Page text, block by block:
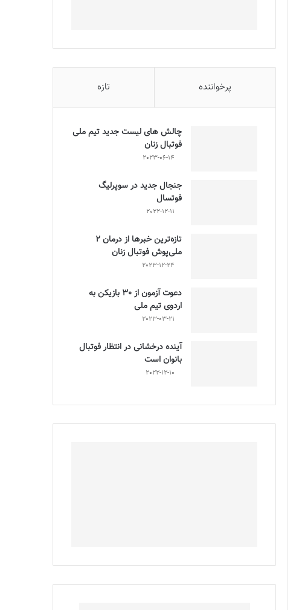
پرخواننده تازه
چالش هاى ليست جدید تيم ملى
فوتبال زنان
2023-06-14
جنجال جدید در سوپرلیگ
فوتسال
2022-12-11
تازه‌ترین خبرها از درمان ۲
ملی‌پوش فوتبال زنان
2023-12-24
دعوت آزمون از 30 بازیکن به
اردوی تیم ملی
2023-03-21
آینده درخشانی در انتظار فوتبال
بانوان است
2022-12-10